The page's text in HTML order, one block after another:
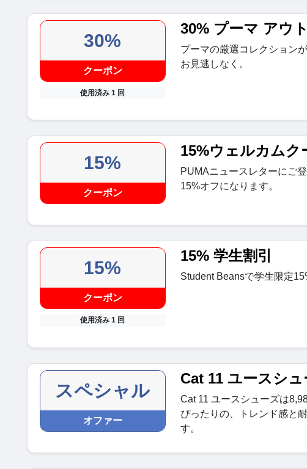
30%
クーポン
使用済み 1 回
30% プーマ アウ
プーマの厳選コレクション
お見逃しなく。
15%
クーポン
15%ウェルカムク
PUMAニュースレターにご
15%オフになります。
15%
クーポン
使用済み 1 回
15% 学生割引
Student Beansで学生限定
スペシャル
オファー
Cat 11 ユースシュ
Cat 11 ユースシューズは
ぴったりの、トレンド感と
す。